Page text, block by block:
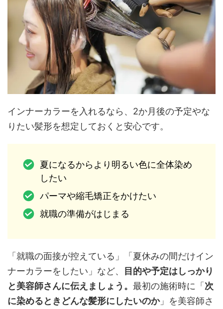
インナーカラーを入れるなら、2か月後の予定やな
りたい髪形を想定しておくと安心です。
夏になるからより明るい色に全体染め
したい
パーマや縮毛矯正をかけたい
就職の準備がはじまる
「就職の面接が控えている」「夏休みの間だけイン
ナーカラーをしたい」など、
目的や予定はしっかり
と美容師さんに伝えましょう。 最初の施術時に「 次
に染めるときどんな髪形にしたいのか」を美容師さ